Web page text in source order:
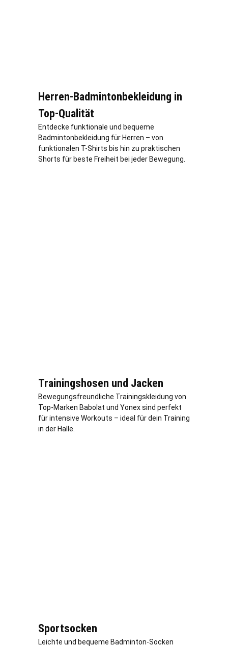
Herren-Badmintonbekleidung in
Top-Qualität
Entdecke funktionale und bequeme
Badmintonbekleidung für Herren – von
funktionalen T-Shirts bis hin zu praktischen
Shorts für beste Freiheit bei jeder Bewegung.
Trainingshosen und Jacken
Bewegungsfreundliche Trainingskleidung von
Top-Marken Babolat und Yonex sind perfekt
für intensive Workouts – ideal für dein Training
in der Halle.
Sportsocken
Leichte und bequeme Badminton-Socken